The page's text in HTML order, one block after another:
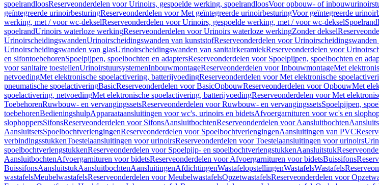
spoelrandloosReserveonderdelen voor Urinoirs, gespoelde werking, spoelrandloosVoor opbouw- of
geïntegreerde urinoirbesturingReserveonderdelen voor Met geïntegreerde urinoirbesturingVoor geïntegreerde
werking, met / voor wc-dekselReserveonderdelen voor Urinoirs, gespoelde werking, met / voor wc-deksel
spoelrandUrinoirs waterloze werkingReserveonderdelen voor Urinoirs waterloze werkingZonder deksel
UrinoirscheidingswandenUrinoirscheidingswanden van kunststofReserveonderdelen voor
Urinoirscheidingswanden van glasUrinoirscheidingswanden van sanitairkeramiekReserveonderdelen voor
en sifontoebehorenSpoelpijpen, spoelbochten en adaptersReserveonderdelen voor Spoelpijpen, spoelbochten en
voor sanitaire toestellenUrinoirstuursystemenInbouwmontageReserveonderdelen voor InbouwmontageMet
netvoedingMet elektronische spoelactivering, batterijvoedingReserveonderdelen voor Met elektronische
pneumatische spoelactiveringBasicReserveonderdelen voor BasicOpbouwReserveonderdelen voor OpbouwMet
spoelactivering, netvoedingMet elektronische spoelactivering, batterijvoedingReserveonderdelen voor Met
ToebehorenRuwbouw- en vervangingssetsReserveonderdelen voor Ruwbouw- en vervangingssetsSpoelpijpen,
toebehorenBedieningshulpApparaataansluitingen voor wc's, urinoirs en bidetsAfvoergarnituren voor wc's en
slophoppersSifonsReserveonderdelen voor SifonsAansluitbochtenReserveonderdelen voor Aansluitbochten
AansluitsetsSpoelbochtverlengingenReserveonderdelen voor SpoelbochtverlengingenAansluitingen van PVC
verbindingsstukkenToestelaansluitingen voor urinoirsReserveonderdelen voor Toestelaansluitingen voor urinoirs
spoelbochtverlengstukkenReserveonderdelen voor Spoelpijp- en spoelbochtverlengstukkenAansluitstuk
AansluitbochtenAfvoergarnituren voor bidetsReserveonderdelen voor Afvoergarnituren voor bidetsBuissifons
BuissifonsAansluitstukAansluitbochtenAansluitingenAfdichtingenWastafelopstellingenWastafelsWastafels
wastafelsMeubelwastafelsReserveonderdelen voor MeubelwastafelsOpzetwastafelsReserveonderdelen voor